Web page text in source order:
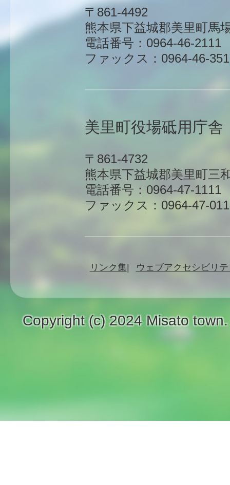
〒861-4492
熊本県下益城郡美里町馬
電話番号：0964-46-2111
ファックス：0964-46-
美里町役場砥用庁舎
〒861-4732
熊本県下益城郡美里町三
電話番号：0964-47-1111
ファックス：0964-47-
リンク集 ウェブアクセシビリ
Copyright (c) 2024 Misato